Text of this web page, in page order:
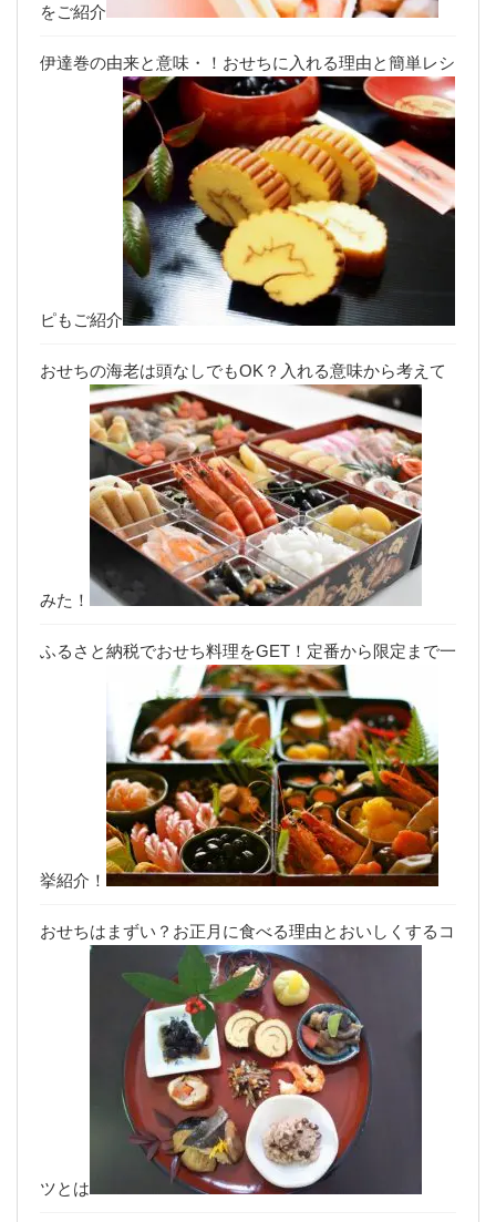
をご紹介
伊達巻の由来と意味・！おせちに入れる理由と簡単レシ
ピもご紹介
おせちの海老は頭なしでもOK？入れる意味から考えて
みた！
ふるさと納税でおせち料理をGET！定番から限定まで一
挙紹介！
おせちはまずい？お正月に食べる理由とおいしくするコ
ツとは